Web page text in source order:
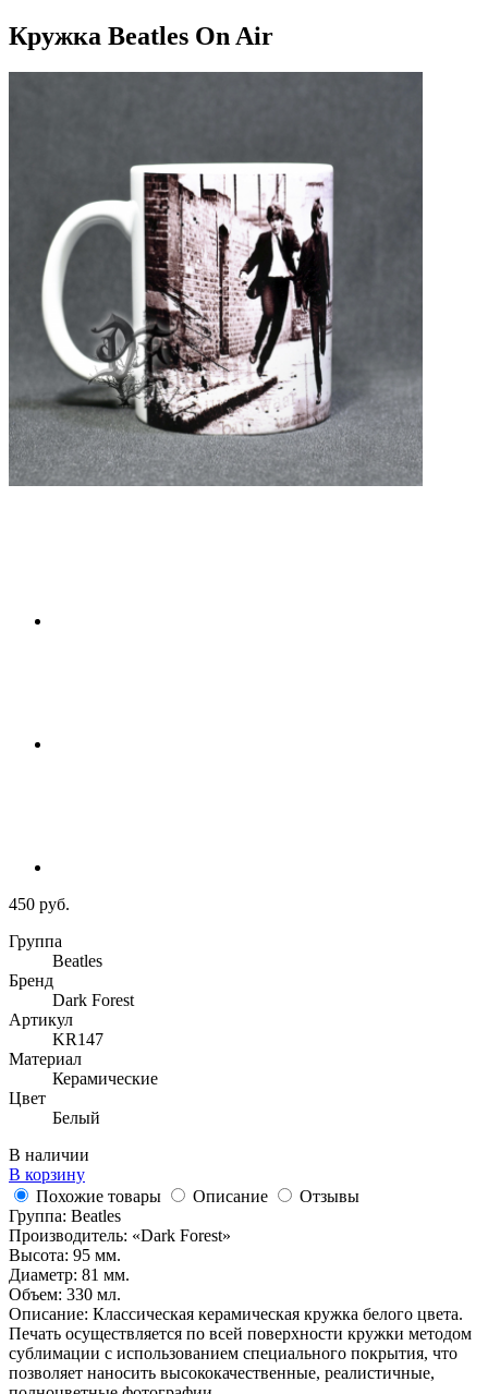
Кружка Beatles On Air
450 руб.
Группа
Beatles
Бренд
Dark Forest
Артикул
KR147
Материал
Керамические
Цвет
Белый
В наличии
В корзину
Похожие товары
Описание
Отзывы
Группа: Beatles
Производитель: «Dark Forest»
Высота: 95 мм.
Диаметр: 81 мм.
Объем: 330 мл.
Описание: Классическая керамическая кружка белого цвета.
Печать осуществляется по всей поверхности кружки методом
сублимации с использованием специального покрытия, что
позволяет наносить высококачественные, реалистичные,